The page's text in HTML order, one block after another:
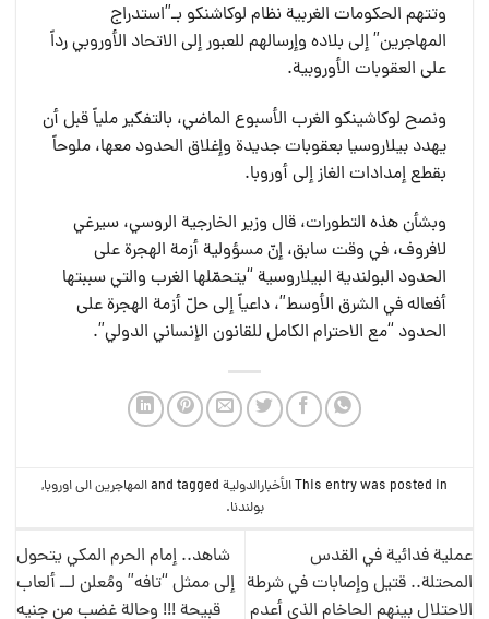
وتتهم الحكومات الغربية نظام لوكاشنكو بـ”استدراج
المهاجرين” إلى بلاده وإرسالهم للعبور إلى الاتحاد الأوروبي رداً
على العقوبات الأوروبية.
ونصح لوكاشينكو الغرب الأسبوع الماضي، بالتفكير ملياً قبل أن
يهدد بيلاروسيا بعقوبات جديدة وإغلاق الحدود معها، ملوحاً
بقطع إمدادات الغاز إلى أوروبا.
وبشأن هذه التطورات، قال وزير الخارجية الروسي، سيرغي
لافروف، في وقت سابق، إنّ مسؤولية أزمة الهجرة على
الحدود البولندية البيلاروسية “يتحمّلها الغرب والتي سببتها
أفعاله في الشرق الأوسط”، داعياً إلى حلّ أزمة الهجرة على
الحدود “مع الاحترام الكامل للقانون الإنساني الدولي”.
This entry was posted inالأخبارالدولية المهاجرين الى اوروبا,
بولندنا.
عملية فدائية في القدس
المحتلة.. قتيل وإصابات في شرطة
الاحتلال بينهم الحاخام الذي أعدم
شاهد.. إمام الحرم المكي يتحول
إلى ممثل “تافه” ومُعلن لــ ألعاب
قبيحة !!! وحالة غضب من جنيه